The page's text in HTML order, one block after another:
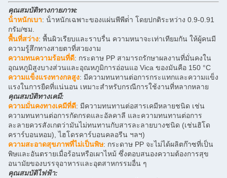
คุณสมบัติทางกายภาพ:
น้ําหนักเบา: น้ําหนักเฉพาะของแผ่นพีพีต่ํา โดยปกติระหว่าง 0.9-0.91
กรัม/ซม.
พื้นที่สว่าง: พื้นผิวเรียบและราบรื่น ความหนาจะเท่าเทียมกัน ให้ผู้คนมี
ความรู้สึกทางสายตาที่สวยงาม
ความทนความร้อนที่ดี: กระดาษ PP สามารถรักษาผลงานที่มั่นคงใน
อุณหภูมิสูงบางส่วนและอุณหภูมิการอ่อนแอ Vica ของมันคือ 150 °C
ความแข็งแรงทางกลสูง: มีความทนทานต่อการกระแทกและความแข็ง
แรงในการยืดที่แน่นอน เหมาะสําหรับกรณีการใช้งานที่หลากหลาย
คุณสมบัติทางเคมี:
ความมั่นคงทางเคมีที่ดี: มีความทนทานต่อสารเคมีหลายชนิด เช่น
ความทนทานต่อการกัดกรดและอัลคาลี และความทนทานต่อการ
ละลายควรสังเกตว่ามันไม่ทนทานกับสารละลายบางชนิด (เช่นฮิโด
คราร์บอนหอม), ไฮโดรคาร์บอนคลอรีน ฯลฯ)
ความสะอาดสุขภาพที่ไม่เป็นพิษ: กระดาษ PP จะไม่ได้ผลิตก๊าซที่เป็น
พิษและอันตรายเมื่อร้อนหรือเผาไหม้ ซึ่งตอบสนองความต้องการสุข
อนามัยของบรรจุอาหารและอุตสาหกรรมอื่น ๆ
คุณสมบัติไฟฟ้า: